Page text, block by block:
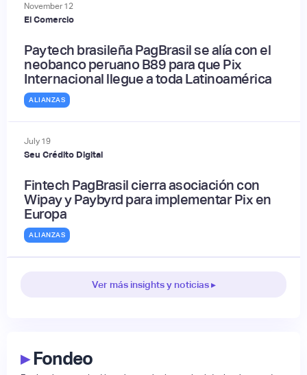
November 12
El Comercio
Paytech brasileña PagBrasil se alía con el
neobanco peruano B89 para que Pix
Internacional llegue a toda Latinoamérica
ALIANZAS
July 19
Seu Crédito Digital
Fintech PagBrasil cierra asociación con
Wipay y Paybyrd para implementar Pix en
Europa
ALIANZAS
Ver más insights y noticias ▸
▸Fondeo